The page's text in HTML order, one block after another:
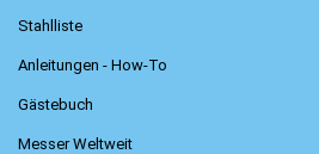
Stahlliste
Anleitungen - How-To
Gästebuch
Messer Weltweit